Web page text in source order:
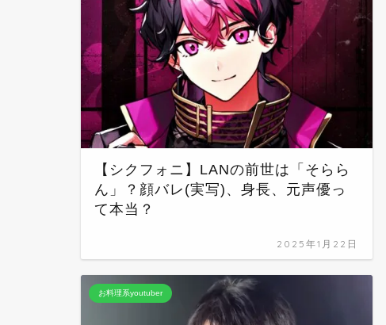
【シクフォニ】LANの前世は「そらら
ん」？顔バレ(実写)、身長、元声優っ
て本当？
2025年1月22日
お料理系youtuber